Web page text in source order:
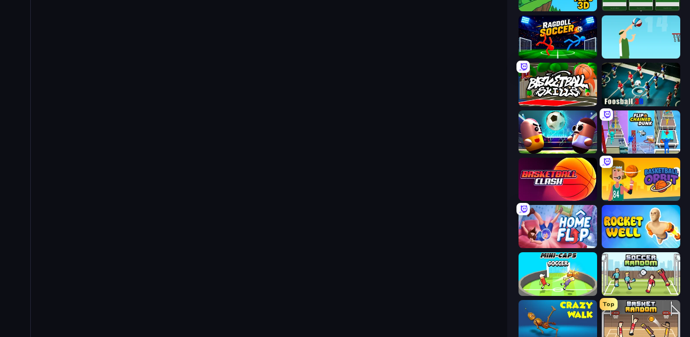
Crazy Flips 3D Idle Soccer Manager
Ragdoll Soccer 2 Players Street Ball Jam
Basketball Skills Foosball 3D
Pill Soccer Flipped Chain Dunk
Basketball Clash Basketball Orbit
Home Flip
Mini-Caps: Soccer Soccer Random
Top